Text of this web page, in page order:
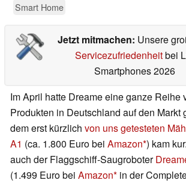
Smart Home
Jetzt mitmachen: Unsere
Servicezufriedenheitbei
Smartphones 2026
Im April hatte Dreame eine ganze Reihe
Produkten in Deutschland auf den Markt
dem erst kürzlich von uns getesteten
A1 (ca. 1.800 Euro bei Amazon ) kam
auch der Flaggschiff-Saugroboter
(1.499 Euro bei Amazon in der